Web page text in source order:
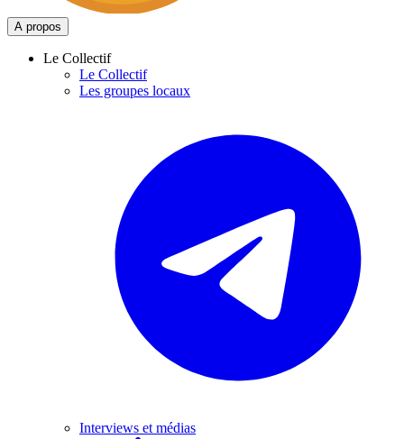
A propos
Le Collectif
Le Collectif
Les groupes locaux
Interviews et médias